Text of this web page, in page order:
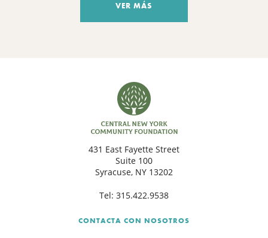
VER MÁS
431 East Fayette Street
Suite 100
Syracuse, NY 13202
Tel: 315.422.9538
CONTACTA CON NOSOTROS